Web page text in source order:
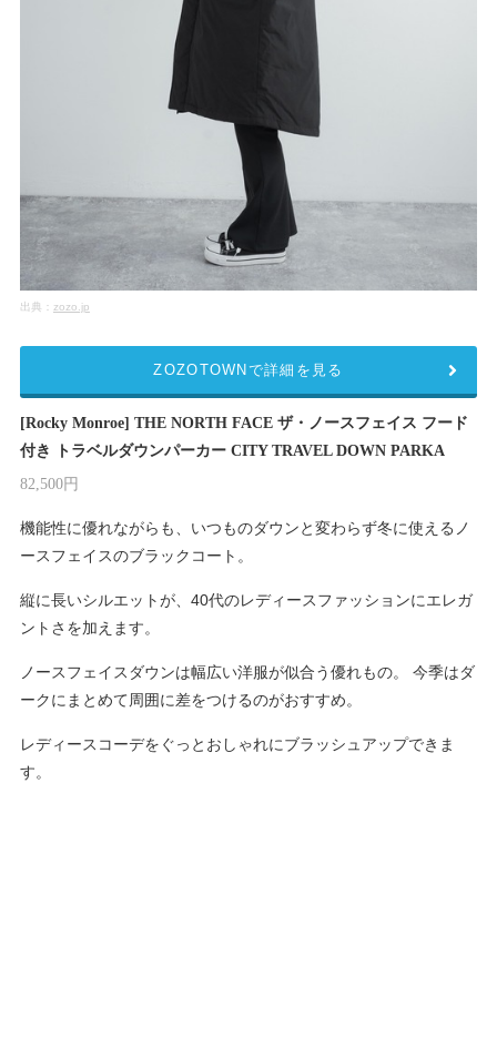
出典： zozo.jp
[Rocky Monroe] THE NORTH FACE ザ・ノースフェイス フード
付き トラベルダウンパーカー CITY TRAVEL DOWN PARKA
82,500円
機能性に優れながらも、いつものダウンと変わらず冬に使えるノ
ースフェイスのブラックコート。
縦に長いシルエットが、40代のレディースファッションにエレガ
ントさを加えます。
ノースフェイスダウンは幅広い洋服が似合う優れもの。 今季はダ
ークにまとめて周囲に差をつけるのがおすすめ。
レディースコーデをぐっとおしゃれにブラッシュアップできま
す。
ZOZOTOWNで詳細を見る